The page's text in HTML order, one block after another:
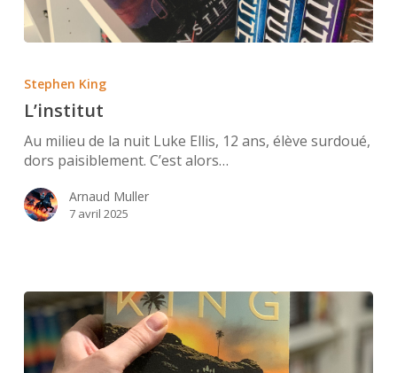
Stephen King
L’institut
Au milieu de la nuit Luke Ellis, 12 ans, élève surdoué,
dors paisiblement. C’est alors…
Arnaud Muller
7 avril 2025